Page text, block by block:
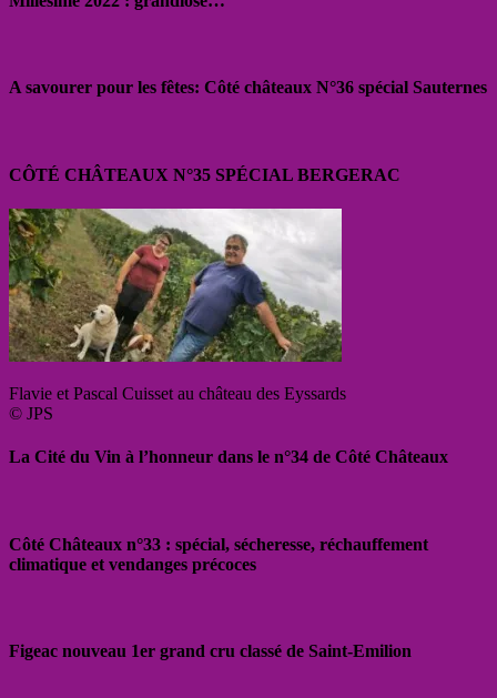
A savourer pour les fêtes: Côté châteaux N°36 spécial Sauternes
CÔTÉ CHÂTEAUX N°35 SPÉCIAL BERGERAC
Flavie et Pascal Cuisset au château des Eyssards
© JPS
La Cité du Vin à l’honneur dans le n°34 de Côté Châteaux
Côté Châteaux n°33 : spécial, sécheresse, réchauffement
climatique et vendanges précoces
Figeac nouveau 1er grand cru classé de Saint-Emilion